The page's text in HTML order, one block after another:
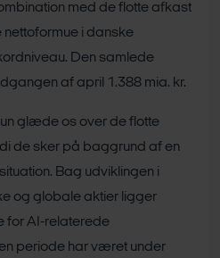
med de flotte afkast
i danske
Den samlede
af april 1.388 mia. kr.
glæde os over de flotte
de sker på baggrund af en
Bag udviklingen i
og globale aktier ligger
for AI-relaterede
periode har været under